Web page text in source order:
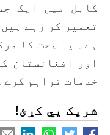
کابل میں ایک
تعمیر کر رہے
ہے۔ یہ صحت کا
اور افغانستان
خدمات فراہم کرے
شریک یي کړئ!